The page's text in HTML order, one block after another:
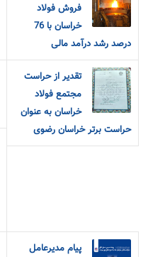
فروش فولاد
خراسان با 76
درصد رشد درآمد مالی
تقدیر از حراست
مجتمع فولاد
خراسان به عنوان
حراست برتر خراسان رضوی
پیام مدیرعامل